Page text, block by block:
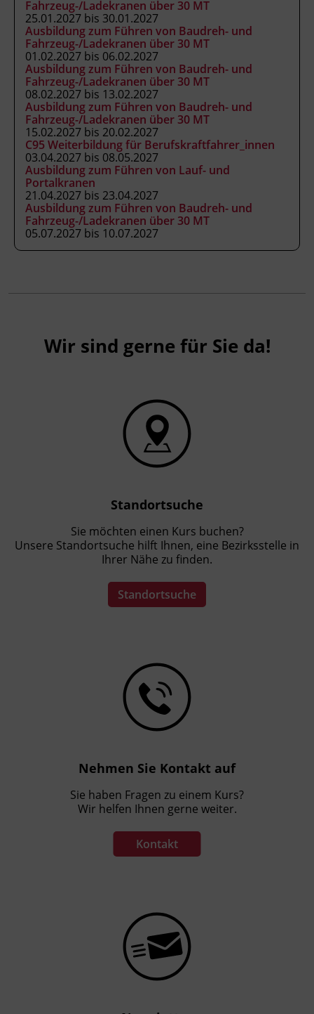
Das Land Tirol fördert bis zu maximal 30 %
der Kurskosten. Nähere Informationen finden
Sie unterwww.mein-update.at
Abschlussinformation
BGBl. II Nr. 13/2007 idgF unterrichtet nach
Anhang 3 der Fachkenntnisnachweis-
Verordnung, als ermächtigte
Ausbildungseinrichtung gemäß § 63
ArbeitnehmerInnenschutzgesetz, BGBl. Nr.
450/1994 idgF
Fahrzeug-/Ladekranen über 30 MT
25.01.2027 bis 30.01.2027
Ausbildung zum Führen von Baudreh- und
Fahrzeug-/Ladekranen über 30 MT
01.02.2027 bis 06.02.2027
Ausbildung zum Führen von Baudreh- und
Fahrzeug-/Ladekranen über 30 MT
08.02.2027 bis 13.02.2027
Ausbildung zum Führen von Baudreh- und
Fahrzeug-/Ladekranen über 30 MT
15.02.2027 bis 20.02.2027
C95 Weiterbildung für Berufskraftfahrer_innen
03.04.2027 bis 08.05.2027
Ausbildung zum Führen von Lauf- und
Portalkranen
21.04.2027 bis 23.04.2027
Ausbildung zum Führen von Baudreh- und
Fahrzeug-/Ladekranen über 30 MT
05.07.2027 bis 10.07.2027
Wir sind gerne für Sie da!
Standortsuche
Sie möchten einen Kurs buchen?
Unsere Standortsuche hilft Ihnen, eine Bezirksstelle in
Ihrer Nähe zu finden.
Standortsuche
Nehmen Sie Kontakt auf
Sie haben Fragen zu einem Kurs?
Wir helfen Ihnen gerne weiter.
Kontakt